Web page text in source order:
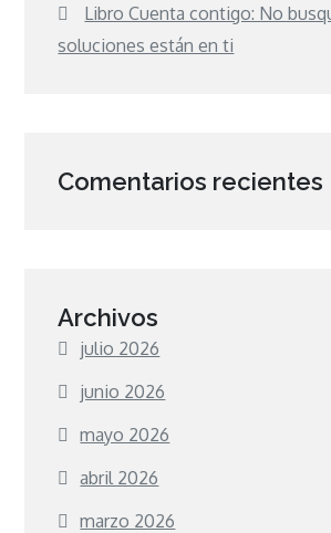
Libro Cuenta contigo: No
soluciones están en ti
Comentarios recientes
Archivos
julio 2026
junio 2026
mayo 2026
abril 2026
marzo 2026